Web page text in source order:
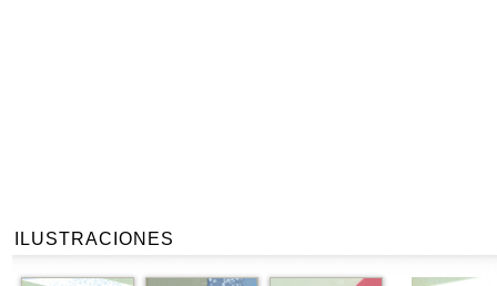
ILUSTRACIONES